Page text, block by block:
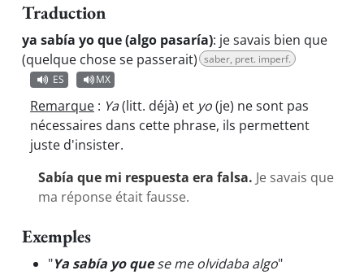
Traduction
ya sabía yo que (algo pasaría): je savais bien que
(quelque chose se passerait) saber, pret. imperf.
ES
MX
Remarque : Ya(litt. déjà) et yo(je) ne sont pas
nécessaires dans cette phrase, ils permettent
juste d'insister.
Sabía que mi respuesta era falsa. Je savais que
ma réponse était fausse.
Exemples
"Ya sabía yo quese me olvidaba algo"